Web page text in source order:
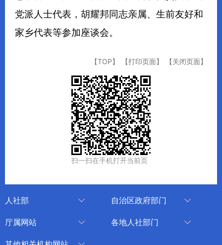
党派人士代表，胡耀邦同志亲属、生前友好和
家乡代表等参加座谈会。
【TOP】 【打印页面】 【关闭页面】
扫一扫在手机打开当前页
人社部 自治区政府部门
审计厅
厅属网站
中国新疆人才网
各地人社部门